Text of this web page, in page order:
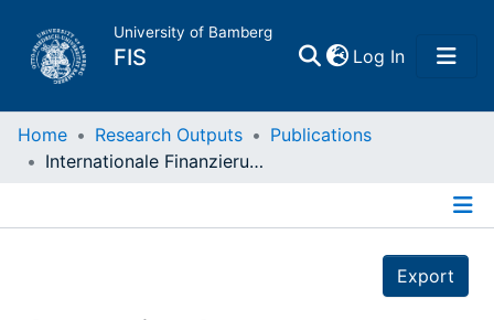
University of Bamberg
FIS Log In(current)
Home
Home Research Outputs
Publications
Internationale Finanzierungsgesellschaften - erhoffte und realisierte Vorteile ihrer Nutzung
Export